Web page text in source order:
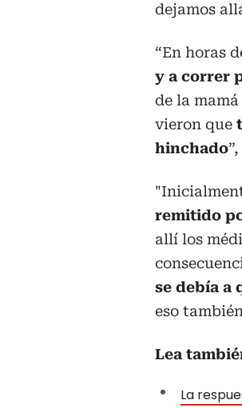
dejamos
“En horas
y a correr
de la
vieron que
hinchado
remitido
allí los
se debía a
eso
Lea
La